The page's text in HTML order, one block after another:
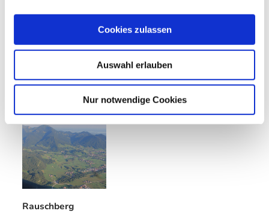
Cookies zulassen
Auswahl erlauben
Nur notwendige Cookies
Blick über Ruhpolding zum Rauschberg
Rauschberg